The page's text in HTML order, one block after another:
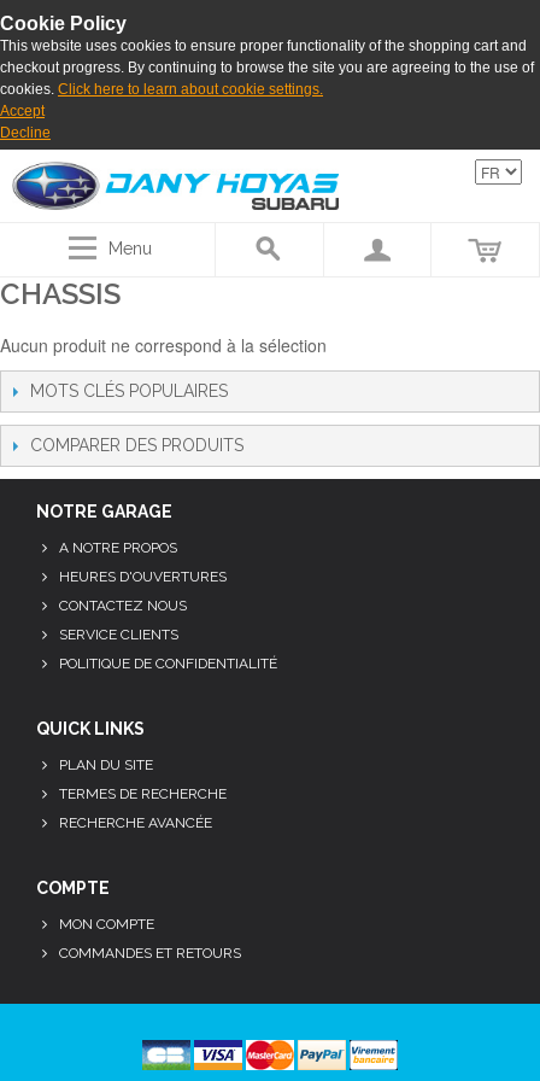
Cookie Policy
This website uses cookies to ensure proper functionality of the shopping cart and
checkout progress. By continuing to browse the site you are agreeing to the use of
cookies. Click here to learn about cookie settings.
Accept
Decline
Menu
CHASSIS
Aucun produit ne correspond à la sélection
MOTS CLÉS POPULAIRES
COMPARER DES PRODUITS
NOTRE GARAGE
A NOTRE PROPOS
HEURES D'OUVERTURES
CONTACTEZ NOUS
SERVICE CLIENTS
POLITIQUE DE CONFIDENTIALITÉ
QUICK LINKS
PLAN DU SITE
TERMES DE RECHERCHE
RECHERCHE AVANCÉE
COMPTE
MON COMPTE
COMMANDES ET RETOURS